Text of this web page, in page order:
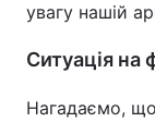
увагу нашій
Ситуація на
Нагадаємо,